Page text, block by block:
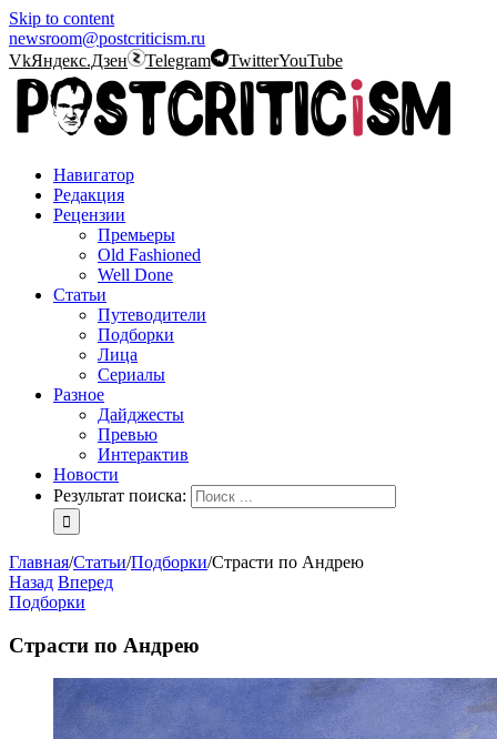
Skip to content
newsroom@postcriticism.ru
VkЯндекс.Дзен Telegram TwitterYouTube
Навигатор
Редакция
Рецензии
Премьеры
Old Fashioned
Well Done
Статьи
Путеводители
Подборки
Лица
Сериалы
Разное
Дайджесты
Превью
Интерактив
Новости
Результат поиска:
Главная/Статьи/Подборки/Страсти по Андрею
Назад Вперед
Подборки
Страсти по Андрею